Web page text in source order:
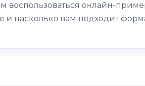
онлайн-
и насколько вам подходит